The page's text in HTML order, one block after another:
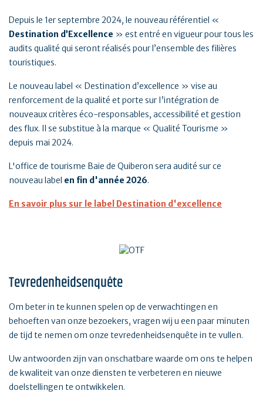
Depuis le 1er septembre 2024, le nouveau référentiel «
Destination d’Excellence » est entré en vigueur pour tous les
audits qualité qui seront réalisés pour l’ensemble des filières
touristiques.
Le nouveau label « Destination d’excellence » vise au
renforcement de la qualité et porte sur I’intégration de
nouveaux critères éco-responsables, accessibilité et gestion
des flux. Il se substitue à la marque « Qualité Tourisme »
depuis mai 2024.
L'office de tourisme Baie de Quiberon sera audité sur ce
nouveau label en fin d'année 2026.
En savoir plus sur le label Destination d'excellence
Tevredenheidsenquête
Om beter in te kunnen spelen op de verwachtingen en
behoeften van onze bezoekers, vragen wij u een paar minuten
de tijd te nemen om onze tevredenheidsenquête in te vullen.
Uw antwoorden zijn van onschatbare waarde om ons te helpen
de kwaliteit van onze diensten te verbeteren en nieuwe
doelstellingen te ontwikkelen.